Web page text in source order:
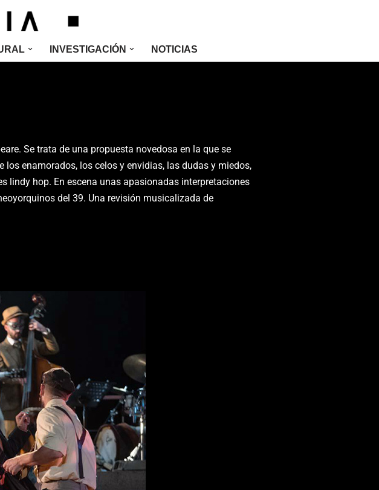
INVESTIGACIÓN NOTICIAS
Se trata de una propuesta novedosa en la que se
enamorados, los celos y envidias, las dudas y miedos,
lindy hop. En escena unas apasionadas interpretaciones
del 39. Una revisión musicalizada de